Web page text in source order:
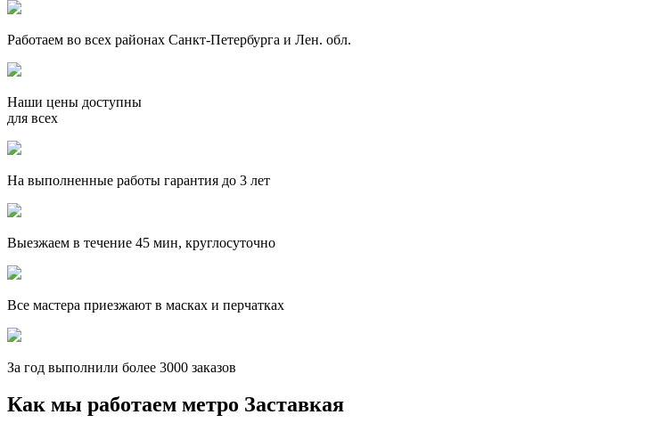
Работаем во всех районах Санкт-Петербурга и Лен. обл.
Наши цены доступны
для всех
На выполненные работы гарантия до 3 лет
Выезжаем в течение 45 мин, круглосуточно
Все мастера приезжают в масках и перчатках
За год выполнили более 3000 заказов
Как мы работаем метро Заставкая